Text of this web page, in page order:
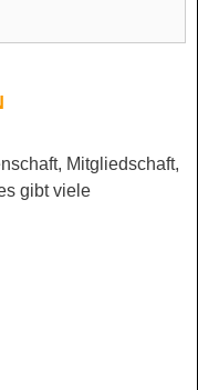
Mitgliedschaft,
gibt viele